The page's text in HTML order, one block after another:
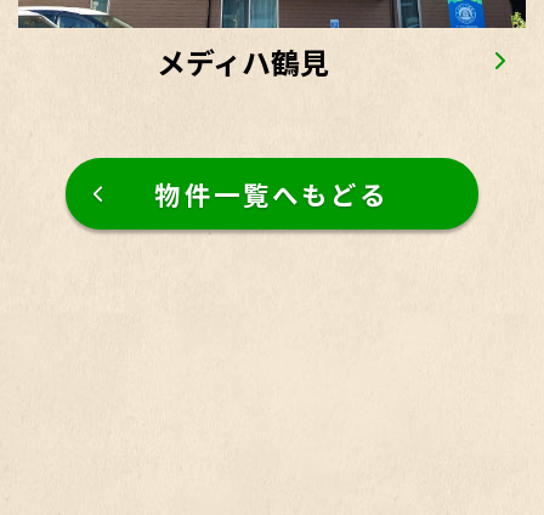
メディハ鶴見
物件一覧へもどる